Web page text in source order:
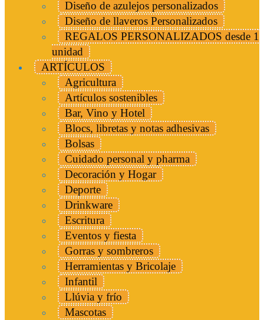
Diseño de azulejos personalizados
Diseño de llaveros Personalizados
REGALOS PERSONALIZADOS desde 1
unidad
ARTÍCULOS
Agricultura
Artículos sostenibles
Bar, Vino y Hotel
Blocs, libretas y notas adhesivas
Bolsas
Cuidado personal y pharma
Decoración y Hogar
Deporte
Drinkware
Escritura
Eventos y fiesta
Gorras y sombreros
Herramientas y Bricolaje
Infantil
Llúvia y frío
Mascotas